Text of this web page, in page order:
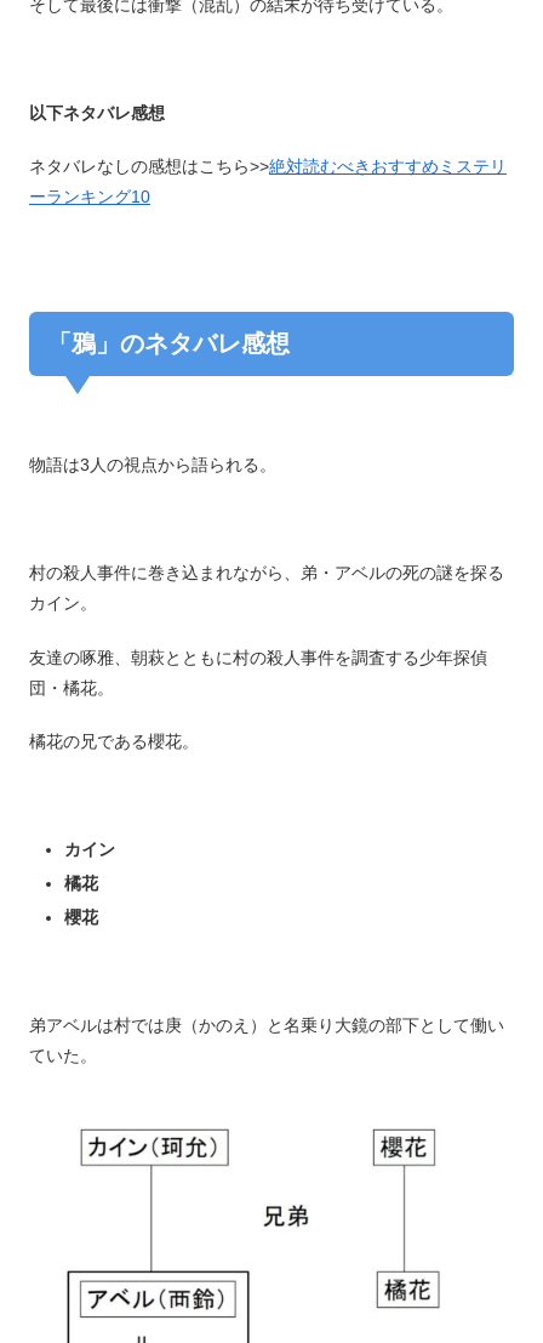
そして最後には衝撃（混乱）の結末が待ち受けている。
以下ネタバレ感想
ネタバレなしの感想はこちら>>絶対読むべきおすすめミステリ
ーランキング10
「鴉」のネタバレ感想
物語は3人の視点から語られる。
村の殺人事件に巻き込まれながら、弟・アベルの死の謎を探る
カイン。
友達の啄雅、朝萩とともに村の殺人事件を調査する少年探偵
団・橘花。
橘花の兄である櫻花。
カイン
橘花
櫻花
弟アベルは村では庚（かのえ）と名乗り大鏡の部下として働い
ていた。